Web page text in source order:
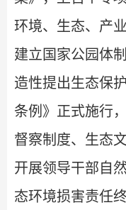
环境、生态、产
建立国家公园体
造性提出生态保
条例》正式施行
督察制度、生态
开展领导干部自
态环境损害责任